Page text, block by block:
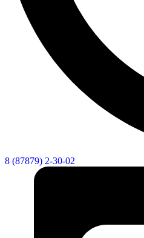
8 (87879) 2-30-02